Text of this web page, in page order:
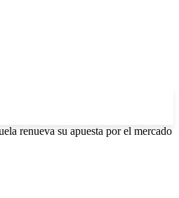
renueva su apuesta por el mercado